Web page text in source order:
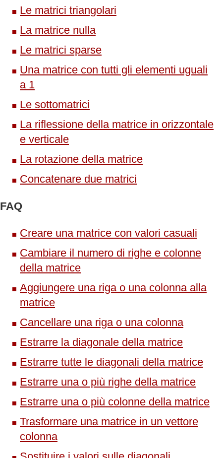
Le matrici triangolari
La matrice nulla
Le matrici sparse
Una matrice con tutti gli elementi uguali
a 1
Le sottomatrici
La riflessione della matrice in orizzontale
e verticale
La rotazione della matrice
Concatenare due matrici
FAQ
Creare una matrice con valori casuali
Cambiare il numero di righe e colonne
della matrice
Aggiungere una riga o una colonna alla
matrice
Cancellare una riga o una colonna
Estrarre la diagonale della matrice
Estrarre tutte le diagonali della matrice
Estrarre una o più righe della matrice
Estrarre una o più colonne della matrice
Trasformare una matrice in un vettore
colonna